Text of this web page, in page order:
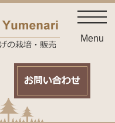
Menu